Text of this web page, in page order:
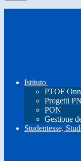
Istituto
PTOF
Progetti
PON
Gestione
Studentesse,